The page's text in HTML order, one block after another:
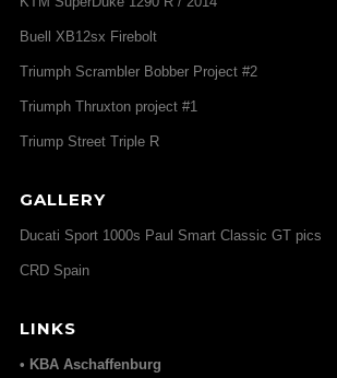
Buell XB12sx Firebolt
Triumph Scrambler Bobber Project #2
Triumph Thruxton project #1
Triump Street Triple R
GALLERY
Ducati Sport 1000s Paul Smart Classic GT pics
CRD Spain
LINKS
• KBA Aschaffenburg